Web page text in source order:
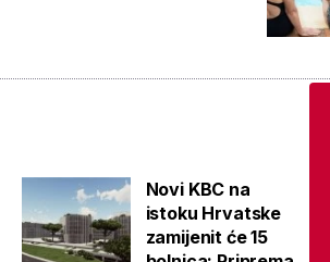
Novi KBC na
istoku Hrvatske
zamijenit će 15